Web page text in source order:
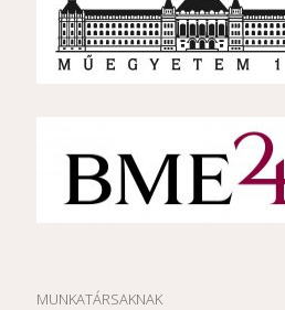
MUNKATÁRSAKNAK